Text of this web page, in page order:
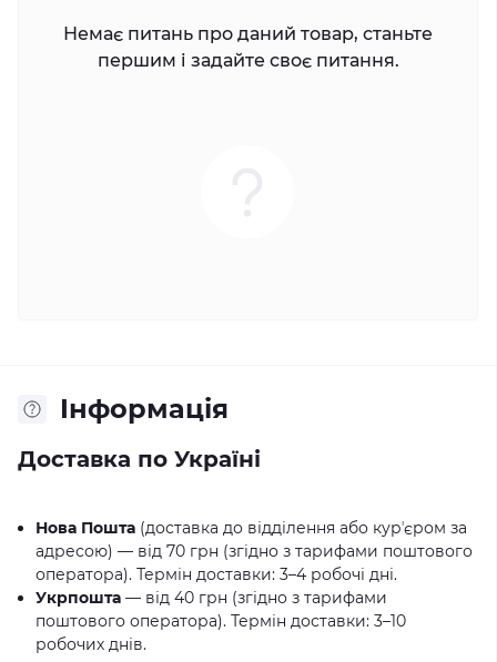
Немає питань про даний товар, станьте
першим і задайте своє питання.
Iнформація
Доставка по Україні
Нова Пошта (доставка до відділення або курʼєром за
адресою) — від 70 грн (згідно з тарифами поштового
оператора). Термін доставки: 3–4 робочі дні.
Укрпошта — від 40 грн (згідно з тарифами
поштового оператора). Термін доставки: 3–10
робочих днів.